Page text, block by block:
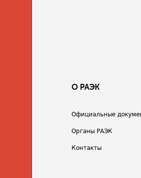
О РАЭК
Официальные
Органы РАЭК
Контакты